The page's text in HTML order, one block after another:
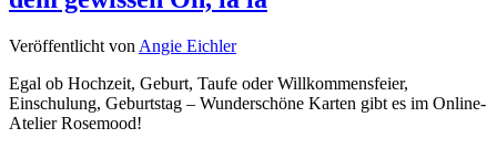
Veröffentlicht von Angie Eichler
Egal ob Hochzeit, Geburt, Taufe oder Willkommensfeier,
Einschulung, Geburtstag – Wunderschöne Karten gibt es im Online-
Atelier Rosemood!